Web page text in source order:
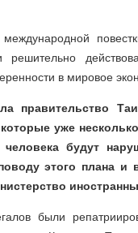
в мировое
правительство
уже
будут
этого плана
были